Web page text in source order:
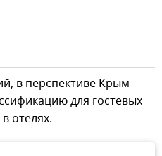
в перспективе Крым
для гостевых
отелях.